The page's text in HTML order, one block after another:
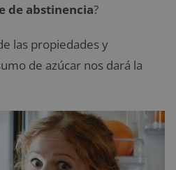
de abstinencia?
las propiedades y
de azúcar nos dará la